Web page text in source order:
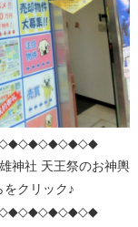
神社 天王祭のお神輿
クリック♪